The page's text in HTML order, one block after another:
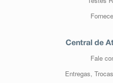
Central de
Fale
Entregas,